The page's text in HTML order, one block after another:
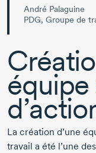
André Palaguine
PDG, Groupe de
équipe
La création d’une
travail a été l’une